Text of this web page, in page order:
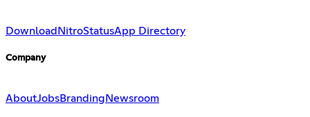
Download NitroStatusApp Directory
Company
AboutJobsBranding Newsroom